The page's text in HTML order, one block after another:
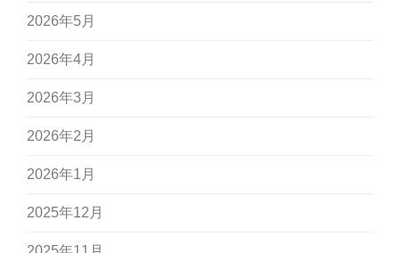
2026年5月
2026年4月
2026年3月
2026年2月
2026年1月
2025年12月